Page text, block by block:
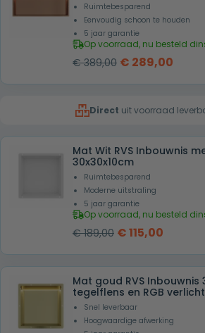
Ruimtebesparend
Eenvoudig schoon te houden
5 jaar garantie
Op voorraad, nu besteld
€389,00 Oorspronkelijke
€ 389,00.
€ 289,00
€
Direct uit voorraad
Mat Wit RVS Inbouwnis
30x30x10cm
Ruimtebesparend
Moderne uitstraling
5 jaar garantie
Op voorraad, nu besteld
€189,00 Oorspronkelijke
was:
€ 189,00.
€115,00
is:
€
Mat goud RVS Inbouwnis
tegelflens en RGB
Snel leverbaar
Hoogwaardige afwerking